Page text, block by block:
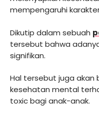
mempengaruhi
Dikutip dalam sebuah
tersebut bahwa
signifikan.
Hal tersebut juga akan
kesehatan mental
toxic bagi anak-anak.